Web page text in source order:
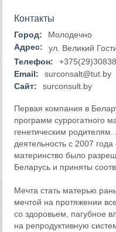
Контакты
Город:
Молодечно
Адрес:
ул. Великий
Телефон:
Email:
surconsalt@tut.by
Сайт:
surconsult.by
Первая компания в
программ суррогатного
генетическим
деятельность с 2007 года
материнство было
Беларусь и приняты
Мечта стать матерью
мечтой на протяжении
со здоровьем, пагубное
на репродуктивную